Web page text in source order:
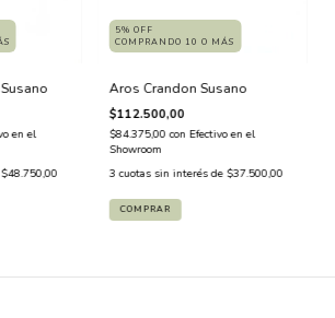
en el
$48.750,00
5% OFF
COMPRANDO 10 O MÁS
Aros Crandon Susano
$112.500,00
$84.375,00con Efectivo en el
Showroom
3 cuotas sin interés de $37.500,00
COMPRAR